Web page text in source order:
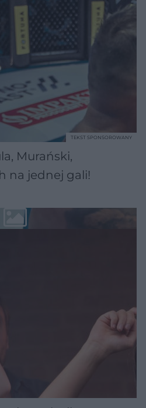
Murański,
na jednej gali!
TEKST SPONSOROWANY